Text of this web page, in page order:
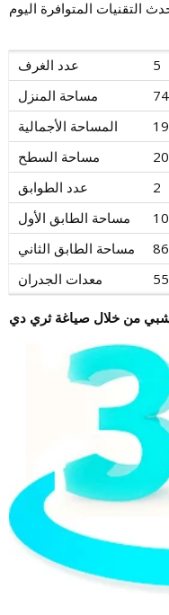
التقنيات المتوافرة اليوم
عدد الغرف
5
مساحة المنزل
المساحة الأجمالية
مساحة السطح
عدد الطوابق
2
مساحة الطابق الأول
مساحة الطابق الثاني
معدات الجدران
من خلال صياغة ثري دي